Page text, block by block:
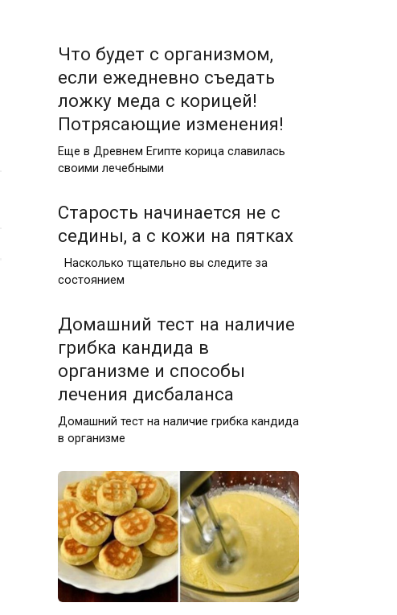
Что будет с организмом,
если ежедневно съедать
ложку меда с корицей!
Потрясающие изменения!
Еще в Древнем Египте корица славилась
своими лечебными
Старость начинается не с
седины, а с кожи на пятках
Насколько тщательно вы следите за
состоянием
Домашний тест на наличие
грибка кандида в
организме и способы
лечения дисбаланса
Домашний тест на наличие грибка кандида
в организме